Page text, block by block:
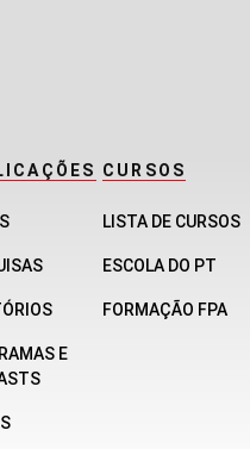
E
CURSOS
LISTA DE CURSOS
ESCOLA DO PT
FORMAÇÃO FPA